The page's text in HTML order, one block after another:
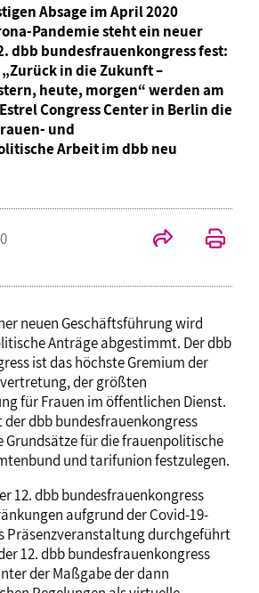
Absage im April 2020
Pandemie steht ein neuer
dbb bundesfrauenkongress fest:
in die Zukunft –
heute, morgen“ werden am
Congress Center in Berlin die
und
Arbeit im dbb neu
neuen Geschäftsführung wird
Anträge abgestimmt. Der dbb
ist das höchste Gremium der
der größten
für Frauen im öffentlichen Dienst.
dbb bundesfrauenkongress
Grundsätze für die frauenpolitische
und tarifunion festzulegen.
12. dbb bundesfrauenkongress
aufgrund der Covid-19-
Präsenzveranstaltung durchgeführt
12. dbb bundesfrauenkongress
der Maßgabe der dann